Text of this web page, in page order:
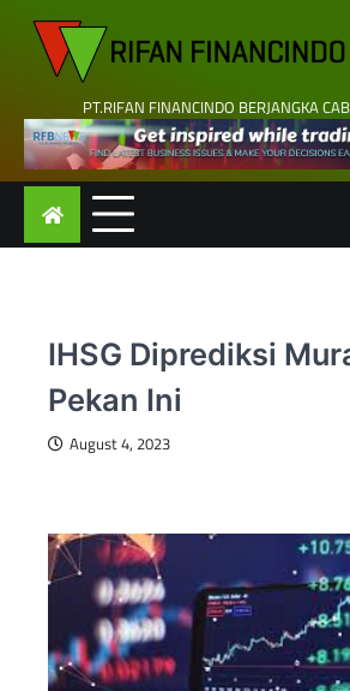
content
PT.RIFAN FINANCINDO BERJANGKA
IHSG Diprediksi
Pekan Ini
August 4, 2023